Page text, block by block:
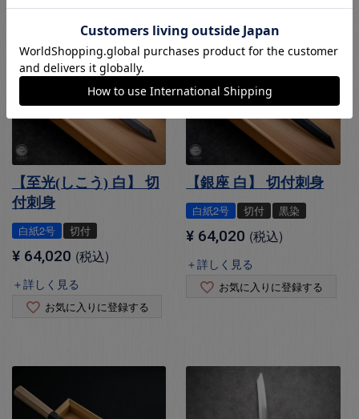
【至光(しこう) 白】 切
付刺身
白紙2号 切付
¥ 64,020 税込
＋詳しく見る
お気に入りに登録する
【銀座 白】 切付刺身
白紙2号 切付 黒染
¥ 64,020 税込
＋詳しく見る
お気に入りに登録する